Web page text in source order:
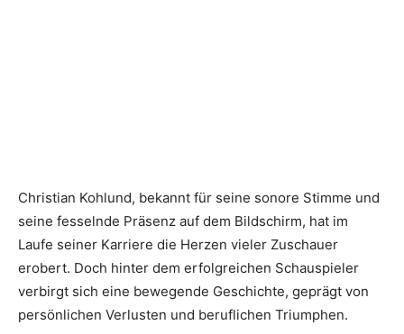
Christian Kohlund, bekannt für seine sonore Stimme und
seine fesselnde Präsenz auf dem Bildschirm, hat im
Laufe seiner Karriere die Herzen vieler Zuschauer
erobert. Doch hinter dem erfolgreichen Schauspieler
verbirgt sich eine bewegende Geschichte, geprägt von
persönlichen Verlusten und beruflichen Triumphen.